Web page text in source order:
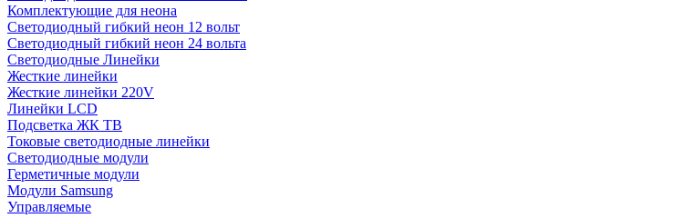
Комплектующие для неона
Светодиодный гибкий неон 12 вольт
Светодиодный гибкий неон 24 вольта
Светодиодные Линейки
Жесткие линейки
Жесткие линейки 220V
Линейки LCD
Подсветка ЖК ТВ
Токовые светодиодные линейки
Светодиодные модули
Герметичные модули
Модули Samsung
Управляемые